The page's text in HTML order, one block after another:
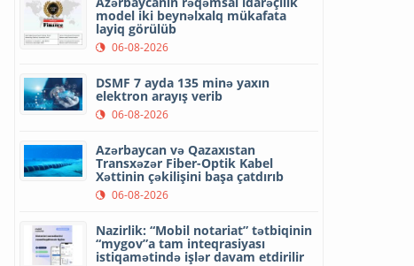
model iki beynəlxalq mükafata
layiq görülüb
06-08-2026
DSMF 7 ayda 135 minə yaxın
elektron arayış verib
06-08-2026
Azərbaycan və Qazaxıstan
Transxəzər Fiber-Optik Kabel
Xəttinin çəkilişini başa çatdırıb
06-08-2026
Nazirlik: “Mobil notariat” tətbiqinin
“mygov”a tam inteqrasiyası
istiqamətində işlər davam etdirilir